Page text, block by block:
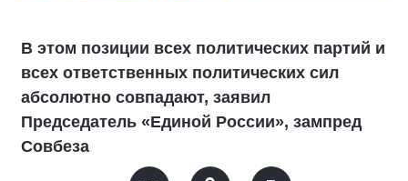
В этом позиции всех политических партий и
всех ответственных политических сил
абсолютно совпадают, заявил
Председатель «Единой России», зампред
Совбеза